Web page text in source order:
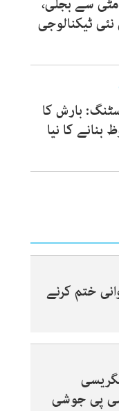
مٹی سے بجلی،
ٹیکنالوجی
بارش کا
بنانے کا نیا
ختم کرنے
سی پی جوشی